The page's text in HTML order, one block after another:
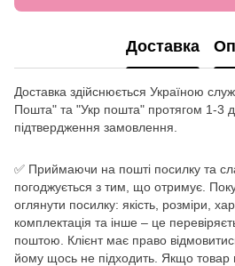
Доставка
Доставка здійснюється Україною
Пошта" та "Укр пошта" протягом 1-3
підтвердження замовлення.
✅ Приймаючи на пошті посилку та
погоджується з тим, що отримує.
оглянути посилку: якість, розміри,
комплектація та інше – це
поштою. Клієнт має право
йому щось не підходить. Якщо